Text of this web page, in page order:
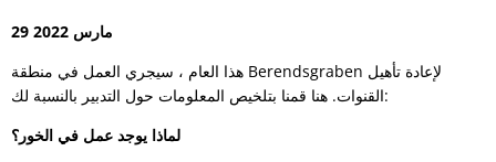
29 مارس 2022
هذا العام ، سيجري العمل في منطقة Berendsgraben لإعادة تأهيل
القنوات. هنا قمنا بتلخيص المعلومات حول التدبير بالنسبة لك:
لماذا يوجد عمل في الخور؟